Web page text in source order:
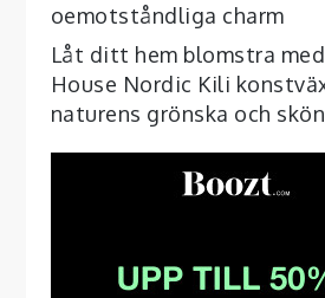
oemotståndliga charm
Låt ditt hem blomstra
House Nordic Kili
naturens grönska och